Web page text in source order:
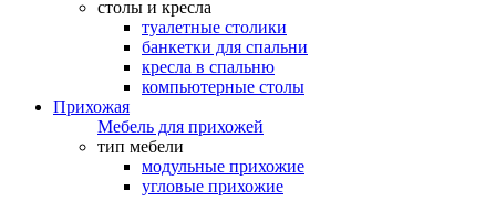
столы и кресла
туалетные столики
банкетки для спальни
кресла в спальню
компьютерные столы
Прихожая
Мебель для прихожей
тип мебели
модульные прихожие
угловые прихожие